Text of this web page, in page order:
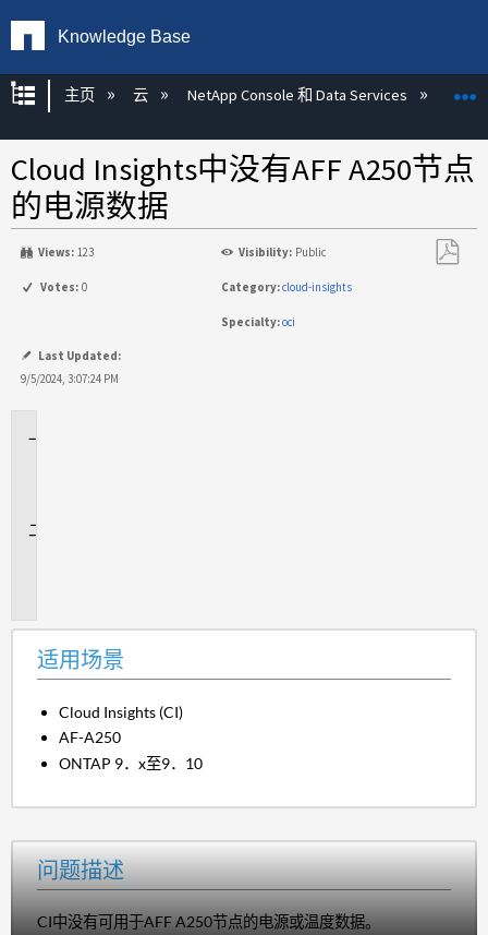
Knowledge Base
扩展/隐缩全局层次
主页 云 NetApp Console 和 Data Services
Cloud Insights中没有AFF A250节点
的电源数据
Views: 123 Visibility: Public
Votes: 0 Category:cloud-insights
Specialty:oci
Last Updated:
9/5/2024, 3:07:24 PM
适用场景
Cloud Insights (CI)
AF-A250
ONTAP 9．x至9．10
问题描述
CI中没有可用于AFF A250节点的电源或温度数据。